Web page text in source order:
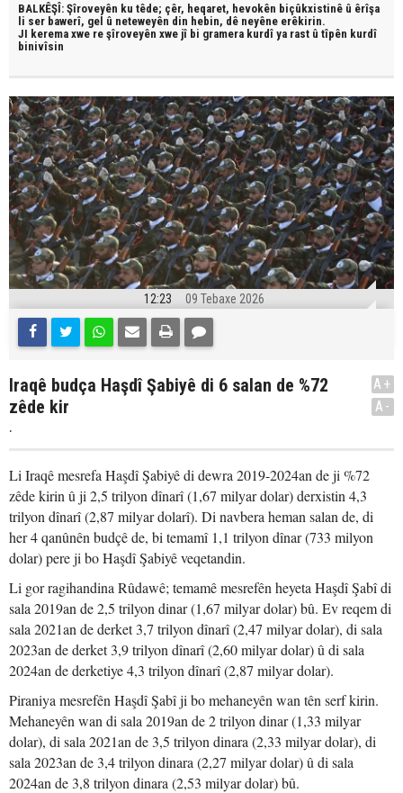
BALKÊŞÎ: Şîroveyên ku têde; çêr, heqaret, hevokên biçûkxistinê û êrîşa
li ser bawerî, gel û neteweyên din hebin, dê neyêne erêkirin.
JI kerema xwe re şîroveyên xwe jî bi gramera kurdî ya rast û tîpên kurdî
binivîsin
12:23 09 Tebaxe 2026
Iraqê budça Haşdî Şabiyê di 6 salan de %72
zêde kir
.
A+
A-
Li Iraqê mesrefa Haşdî Şabiyê di dewra 2019-2024an de ji %72
zêde kirin û ji 2,5 trilyon dînarî (1,67 milyar dolar) derxistin 4,3
trilyon dînarî (2,87 milyar dolarî). Di navbera heman salan de, di
her 4 qanûnên budçê de, bi temamî 1,1 trilyon dînar (733 milyon
dolar) pere ji bo Haşdî Şabiyê veqetandin.
Li gor ragihandina Rûdawê; temamê mesrefên heyeta Haşdî Şabî di
sala 2019an de 2,5 trilyon dinar (1,67 milyar dolar) bû. Ev reqem di
sala 2021an de derket 3,7 trilyon dînarî (2,47 milyar dolar), di sala
2023an de derket 3,9 trilyon dînarî (2,60 milyar dolar) û di sala
2024an de derketiye 4,3 trilyon dînarî (2,87 milyar dolar).
Piraniya mesrefên Haşdî Şabî ji bo mehaneyên wan tên serf kirin.
Mehaneyên wan di sala 2019an de 2 trilyon dinar (1,33 milyar
dolar), di sala 2021an de 3,5 trilyon dinara (2,33 milyar dolar), di
sala 2023an de 3,4 trilyon dinara (2,27 milyar dolar) û di sala
2024an de 3,8 trilyon dinara (2,53 milyar dolar) bû.